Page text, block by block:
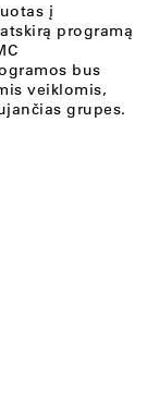
į
programą
bus
veiklomis,
grupes.